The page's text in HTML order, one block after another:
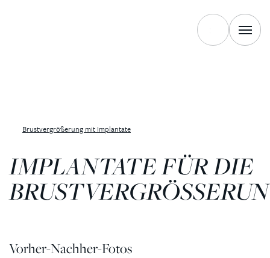
Brustvergrößerung mit Implantate
IMPLANTATE FÜR DIE
Vorher-Nachher-Fotos